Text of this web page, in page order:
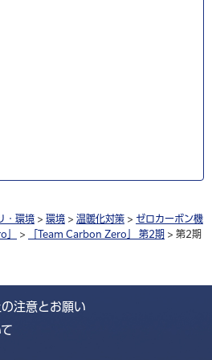
・環境 > 環境 > 温暖化対策 > ゼロカーボン機
」
> 「Team Carbon Zero」 第2期 > 第2期
注意とお願い